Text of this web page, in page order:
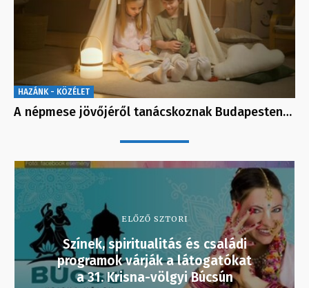
HAZÁNK - KÖZÉLET
A népmese jövőjéről tanácskoznak Budapesten…
ELŐZŐ SZTORI
Színek, spiritualitás és családi
programok várják a látogatókat
a 31. Krisna-völgyi Búcsún